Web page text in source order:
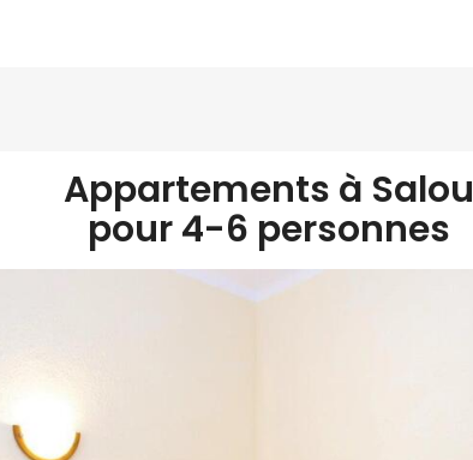
Appartements à Salou
pour 4-6 personnes